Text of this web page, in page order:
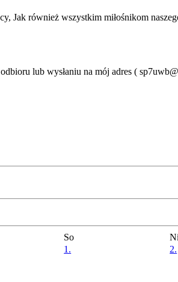
Jak również wszystkim miłośnikom
lub wysłaniu na mój adres (
So
Ni
1.
2.